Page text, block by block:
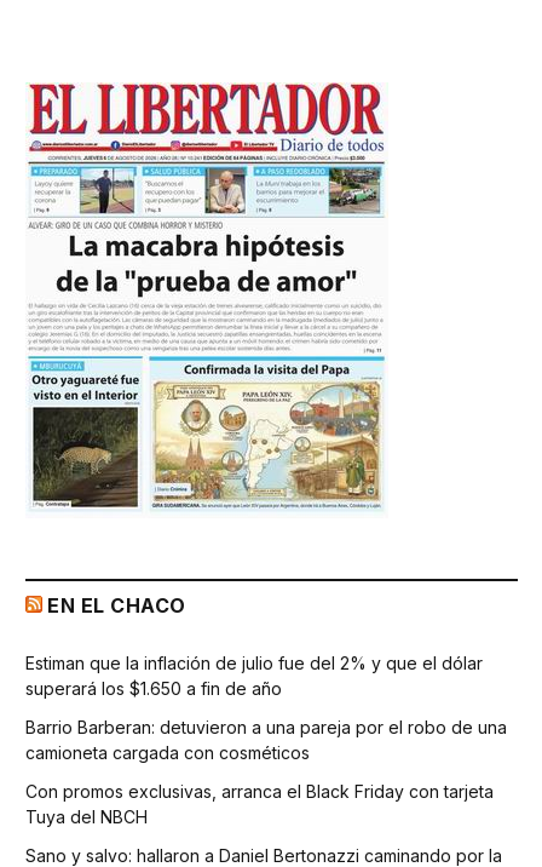
EN EL CHACO
Estiman que la inflación de julio fue del 2% y que el dólar
superará los $1.650 a fin de año
Barrio Barberan: detuvieron a una pareja por el robo de una
camioneta cargada con cosméticos
Con promos exclusivas, arranca el Black Friday con tarjeta
Tuya del NBCH
Sano y salvo: hallaron a Daniel Bertonazzi caminando por la